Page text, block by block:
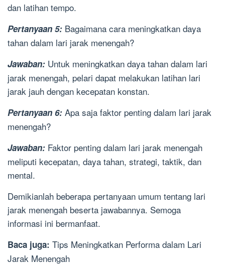
dan latihan tempo.
Pertanyaan 5: Bagaimana cara meningkatkan daya
tahan dalam lari jarak menengah?
Jawaban: Untuk meningkatkan daya tahan dalam lari
jarak menengah, pelari dapat melakukan latihan lari
jarak jauh dengan kecepatan konstan.
Pertanyaan 6: Apa saja faktor penting dalam lari jarak
menengah?
Jawaban: Faktor penting dalam lari jarak menengah
meliputi kecepatan, daya tahan, strategi, taktik, dan
mental.
Demikianlah beberapa pertanyaan umum tentang lari
jarak menengah beserta jawabannya. Semoga
informasi ini bermanfaat.
Baca juga: Tips Meningkatkan Performa dalam Lari
Jarak Menengah